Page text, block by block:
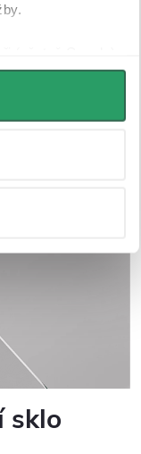
a
zpracovává
sklo